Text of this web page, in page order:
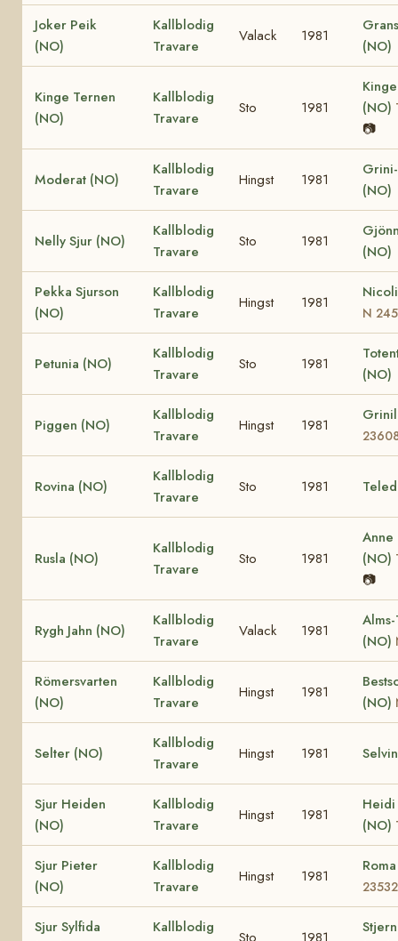
Joker Peik
(NO)
Kallblodig
Travare
Valack 1981
(NO)
Kinge Ternen
(NO)
Kallblodig
Travare
Sto 1981
(NO)
📷
Moderat (NO)
Kallblodig
Travare
Hingst 1981
(NO)
Nelly Sjur (NO)
Kallblodig
Travare
Sto 1981
(NO)
Pekka Sjurson
(NO)
Kallblodig
Travare
Hingst 1981
N
Petunia (NO)
Kallblodig
Travare
Sto 1981
(NO)
Piggen (NO)
Kallblodig
Travare
Hingst 1981
Rovina (NO)
Kallblodig
Travare
Sto 1981
Rusla (NO)
Kallblodig
Travare
Sto 1981
Anne
(NO)
📷
Rygh Jahn (NO)
Kallblodig
Travare
Valack 1981
(NO)
Römersvarten
(NO)
Kallblodig
Travare
Hingst 1981
(NO)
Selter (NO)
Kallblodig
Travare
Hingst 1981
Sjur Heiden
(NO)
Kallblodig
Travare
Hingst 1981
Heidi
(NO)
Sjur Pieter
(NO)
Kallblodig
Travare
Hingst 1981
23532
Sjur Sylfida
Kallblodig
Sto 1981